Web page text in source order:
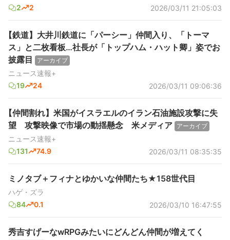
2
2 2026/03/11 21:05:03
【鉄道】大井川鉄道に「パーシー」仲間入り、「トーマ
ス」と二枚看板…社長が「トップハム・ハット卿」姿でお
披露目
アーカイブ
ニュース速報+
19
24 2026/03/11 09:06:36
【仲間割れ】米国がイスラエルのイラン石油施設攻撃に失
望 攻撃映像で市場の動揺懸念 米メディア アーカイブ
ニュース速報+
131
74.9 2026/03/11 08:35:35
ミノタブ＋フィナとゆかいな仲間たち★158世代目
ハゲ・ズラ
84
0.1 2026/03/10 16:47:55
秀吉すげーなwRPGみたいにどんどん仲間が増えてく